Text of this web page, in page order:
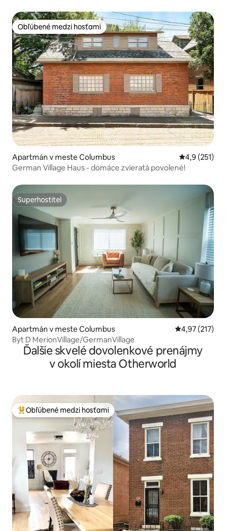
Obľúbené medzi hosťami
Obľúbené medzi hosťami
Apartmán v meste Columbus Priemerné
4,9 (251)
German Village Haus - domáce zvieratá povolené!
Superhostiteľ
Superhostiteľ
Apartmán v meste Columbus Priemerné
4,97 (217)
Byt D MerionVillage/GermanVillage
Ďalšie skvelé dovolenkové prenájmy
v okolí miesta Otherworld
Najobľúbenejšie medzi hosťami
Obľúbené medzi hosťami